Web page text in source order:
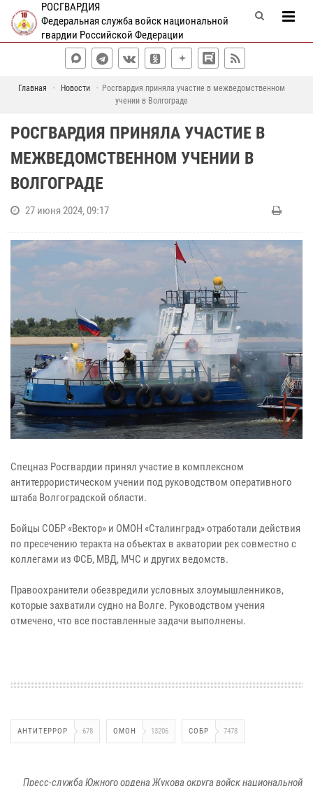
РОСГВАРДИЯ
Федеральная служба войск национальной
гвардии Российской Федерации
Главная Новости
Росгвардия приняла участие в межведомственном
учении в Волгограде
РОСГВАРДИЯ ПРИНЯЛА УЧАСТИЕ В
МЕЖВЕДОМСТВЕННОМ УЧЕНИИ В
ВОЛГОГРАДЕ
27 июня 2024, 09:17
Спецназ Росгвардии принял участие в комплексном
антитеррористическом учении под руководством оперативного
штаба Волгоградской области.
Бойцы СОБР «Вектор» и ОМОН «Сталинград» отработали действия
по пресечению теракта на объектах в акватории рек совместно с
коллегами из ФСБ, МВД, МЧС и других ведомств.
Правоохранители обезвредили условных злоумышленников,
которые захватили судно на Волге. Руководством учения
отмечено, что все поставленные задачи выполнены.
АНТИТЕРРОР 678 ОМОН 13206 СОБР 7478
Пресс-служба Южного ордена Жукова округа войск национальной